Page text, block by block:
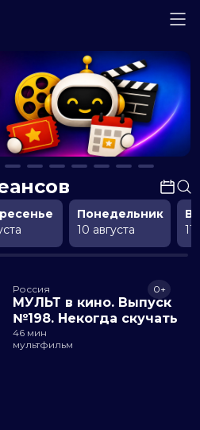
Понедельник
10 августа
11
Россия
МУЛЬТ в кино. Выпуск
№198. Некогда скучать
0+
46 мин
мультфильм